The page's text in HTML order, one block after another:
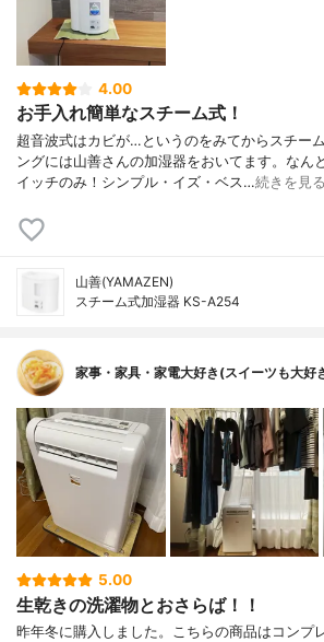
4.00
お手入れ簡単なスチーム式！
超音波式はカビが…というのをみてからスチー
ングには山善さんの加湿器をおいてます。なん
イッチのみ！シンプル・イズ・ベス…続きを見る
山善(YAMAZEN)
スチーム式加湿器 KS-A254
家事・家具・家電大好き(スイーツも大好
5.00
生乾きの洗濯物とおさらば！！
昨年冬に購入しました。こちらの商品はコンプ